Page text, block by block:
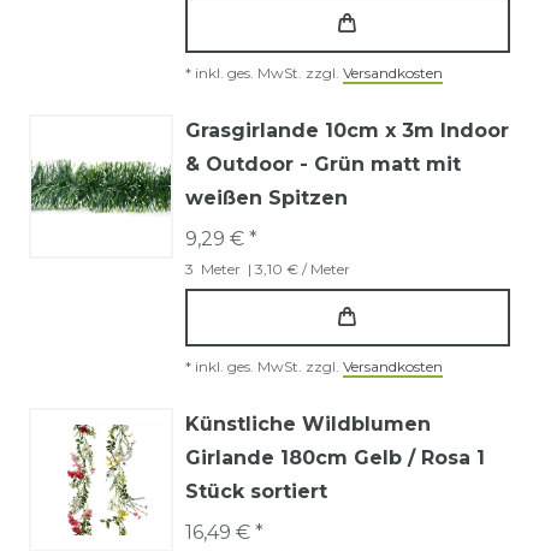
* inkl. ges. MwSt. zzgl. Versandkosten
Grasgirlande 10cm x 3m Indoor
& Outdoor - Grün matt mit
weißen Spitzen
9,29 € *
3 Meter | 3,10 € / Meter
* inkl. ges. MwSt. zzgl. Versandkosten
Künstliche Wildblumen
Girlande 180cm Gelb / Rosa 1
Stück sortiert
16,49 € *